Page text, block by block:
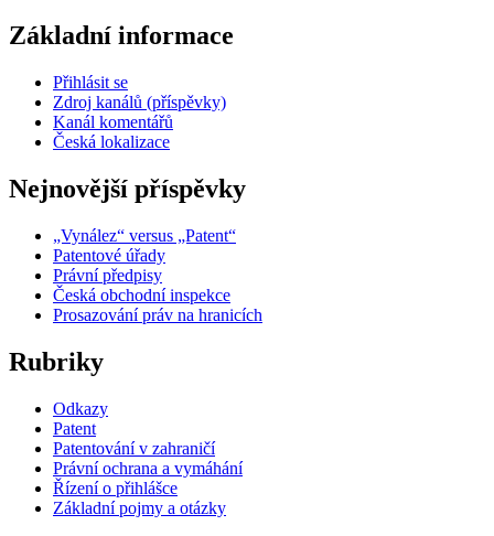
Základní informace
Přihlásit se
Zdroj kanálů (příspěvky)
Kanál komentářů
Česká lokalizace
Nejnovější příspěvky
„Vynález“ versus „Patent“
Patentové úřady
Právní předpisy
Česká obchodní inspekce
Prosazování práv na hranicích
Rubriky
Odkazy
Patent
Patentování v zahraničí
Právní ochrana a vymáhání
Řízení o přihlášce
Základní pojmy a otázky